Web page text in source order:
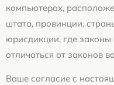
компьютерах,
штата, провинции,
юрисдикции, где
отличаться от законов
Ваше согласие с